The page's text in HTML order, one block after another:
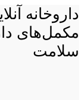
داروخانه
مکمل‌های
سلامت